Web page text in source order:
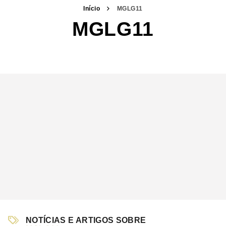
Início MGLG11
MGLG11
NOTÍCIAS E ARTIGOS SOBRE